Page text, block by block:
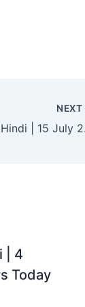
NEXT
Daily
| 4
Today